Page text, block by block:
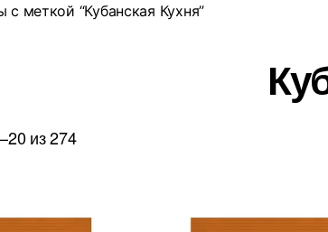
с меткой “Кубанская Кухня”
из 274